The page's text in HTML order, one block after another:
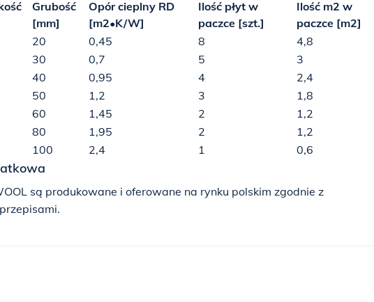
Grubość
[mm]
Opór cieplny RD
[m2•K/W]
Ilość płyt w
paczce [szt.]
Ilość m2 w
paczce [m2]
20 0,45 8
4,8
30 0,7 5
3
40 0,95 4
2,4
50 1,2 3
1,8
60 1,45 2
1,2
80 1,95 2
1,2
100 2,4 1 0,6
są produkowane i oferowane na rynku polskim zgodnie z